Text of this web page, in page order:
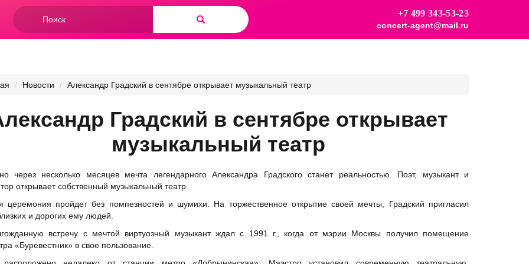
Форма
поиска
+7 499 343-53-23
concert-agent@mail.ru
Новости Александр Градский в сентябре открывает музыкальный театр
Градский в сентябре открывает
музыкальный театр
через несколько месяцев мечта легендарногоАлександра Градскогостанет реальностью. Поэт, музыкант и
открывает собственный музыкальный театр.
церемония пройдет без помпезностей и шумихи. На торжественное открытие своей мечты, Градский пригласил
и дорогих ему людей.
встречу с мечтой виртуозный музыкант ждал с 1991 г., когда от мэрии Москвы получил помещение
«Буревестник» в свое пользование.